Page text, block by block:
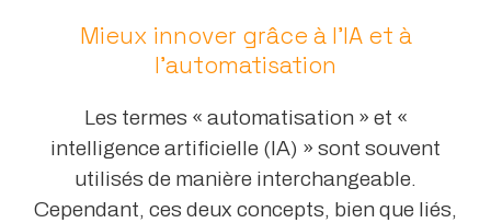
Mieux innover grâce à l’IA et à
l’automatisation
Les termes « automatisation » et «
intelligence artificielle (IA) » sont souvent
utilisés de manière interchangeable.
Cependant, ces deux concepts, bien que liés,